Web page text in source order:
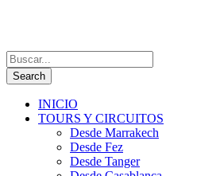
INICIO
TOURS Y CIRCUITOS
Desde Marrakech
Desde Fez
Desde Tanger